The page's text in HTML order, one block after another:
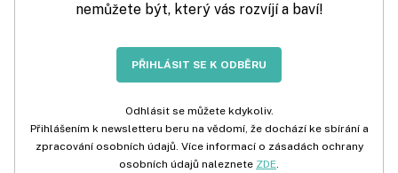
nemůžete být, který vás rozvíjí a baví!
PŘIHLÁSIT SE K ODBĚRU
Odhlásit se můžete kdykoliv.
Přihlášením k newsletteru beru na vědomí, že dochází ke sbírání a
zpracování osobních údajů. Více informací o zásadách ochrany
osobních údajů naleznete ZDE.